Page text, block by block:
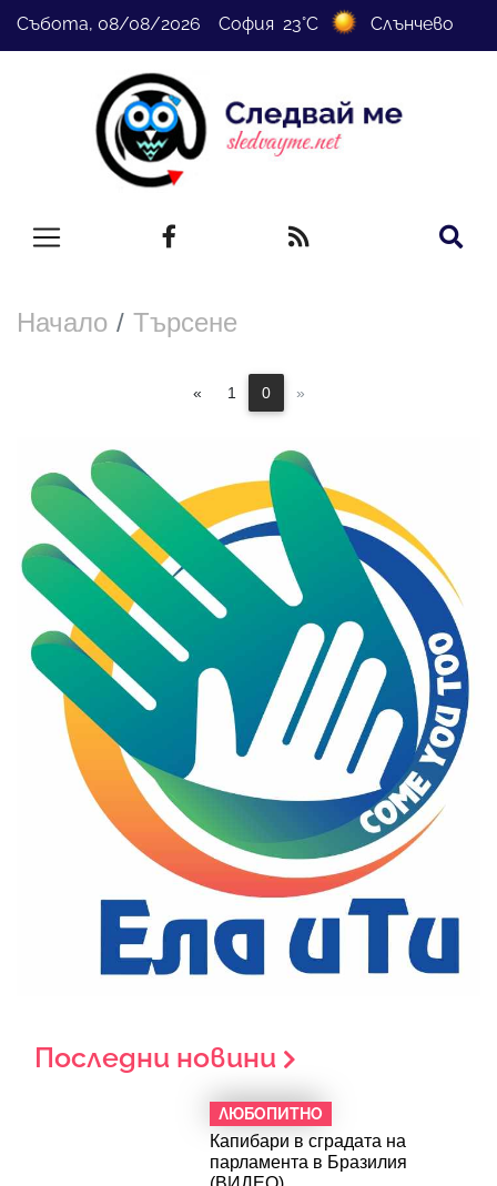
Събота, 08/08/2026 София 23°C Слънчево
Начало Търсене
« 1 0 »
Последни новини
ЛЮБОПИТНО
Капибари в сградата на
парламента в Бразилия